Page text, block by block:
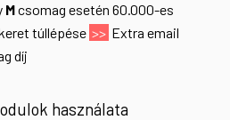
Mcsomag esetén60.000-es
túllépése >> Extra email
díj
használata